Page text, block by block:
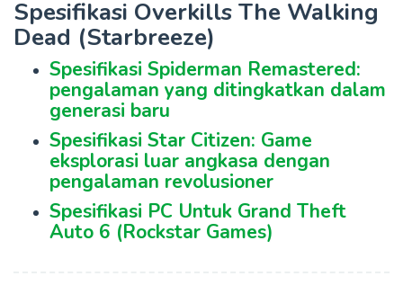
Spesifikasi Overkills The Walking
Dead (Starbreeze)
Spesifikasi Spiderman Remastered:
pengalaman yang ditingkatkan dalam
generasi baru
Spesifikasi Star Citizen: Game
eksplorasi luar angkasa dengan
pengalaman revolusioner
Spesifikasi PC Untuk Grand Theft
Auto 6 (Rockstar Games)